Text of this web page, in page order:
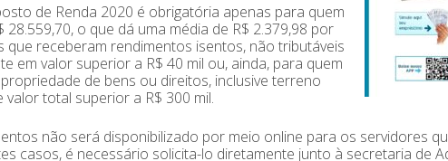
de Renda 2020 é obrigatória apenas para quem
28.559,70, o que dá uma média de R$ 2.379,98 por
que receberam rendimentos isentos, não tributáveis
em valor superior a R$ 40 mil ou, ainda, para quem
de bens ou direitos, inclusive terreno
total superior a R$ 300 mil.
não será disponibilizado por meio online para os servidores
casos, é necessário solicita-lo diretamente junto à secretaria de